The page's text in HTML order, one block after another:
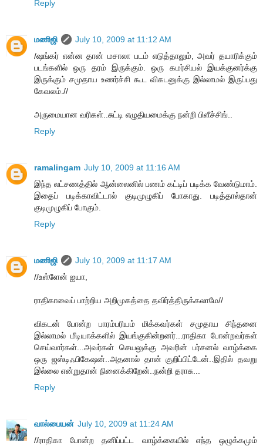
Reply
மணிஜி
July 10, 2009 at 11:12 AM
/ஷங்கர் என்ன தான் மசாலா படம் எடுத்தாலும், அவர் தயாரிக்கும்
படங்களில் ஒரு தரம் இருக்கும். ஒரு கமர்சியல் இயக்குனர்க்கு
இருக்கும் சமுதாய உணர்ச்சி கூட விகடனுக்கு இல்லாமல் இருப்பது
கேவலம்.//
அருமையான வரிகள்..சுட்டி எழுதியமைக்கு நன்றி பிளீச்சிங்..
Reply
ramalingam July 10, 2009 at 11:16 AM
இந்த லட்சணத்தில் ஆன்லைனில் பணம் கட்டிப் படிக்க வேண்டுமாம்.
இதைப் படிக்காவிட்டால் குடிமுழுகிப் போகாது. படித்தால்தான்
குடிமுழுகிப் போகும்.
Reply
மணிஜி
July 10, 2009 at 11:17 AM
//உள்ளேன் ஐயா,
ராதிகாவைப் பாற்றிய அறிமுகத்தை தவிர்த்திருக்கலாமே//
விகடன் போன்ற பாரம்பரியம் மிக்கவர்கள் சமுதாய சிந்தனை
இல்லாமல் மீடியாக்களில் இயங்குகின்றனர்...ராதிகா போன்றவர்கள்
செய்வார்கள்...அவர்கள் செயலுக்கு அவரின் பர்சனல் வாழ்க்கை
ஒரு ஜஸ்டிஃபிகேஷன்..அதனால் தான் குறிப்பிட்டேன்..இதில் தவறு
இல்லை என்றுதான் நினைக்கிறேன்..நன்றி தராசு...
Reply
வால்பையன் July 10, 2009 at 11:24 AM
//ராதிகா போன்ற தனிப்பட்ட வாழ்க்கையில் எந்த ஒழுக்கமும்